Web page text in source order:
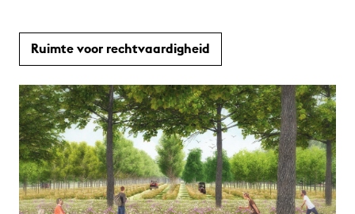
Ruimte voor rechtvaardigheid